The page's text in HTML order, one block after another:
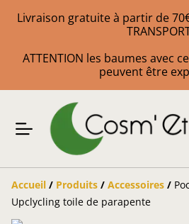
Livraison gratuite à partir de
ATTENTION les baumes avec
peuvent être
Accueil / Produits / Accessoires /
Upclycling toile de parapente